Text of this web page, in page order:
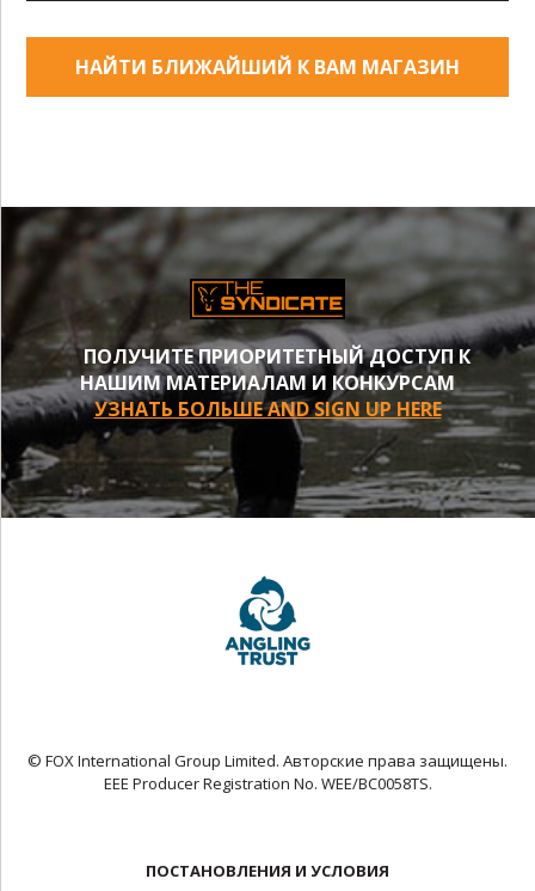
НАЙТИ БЛИЖАЙШИЙ К ВАМ МАГАЗИН
ПОЛУЧИТЕ ПРИОРИТЕТНЫЙ ДОСТУП К
НАШИМ МАТЕРИАЛАМ И КОНКУРСАМ
УЗНАТЬ БОЛЬШЕ AND SIGN UP HERE
© FOX International Group Limited. Авторские права защищены.
EEE Producer Registration No. WEE/BC0058TS.
ПОСТАНОВЛЕНИЯ И УСЛОВИЯ